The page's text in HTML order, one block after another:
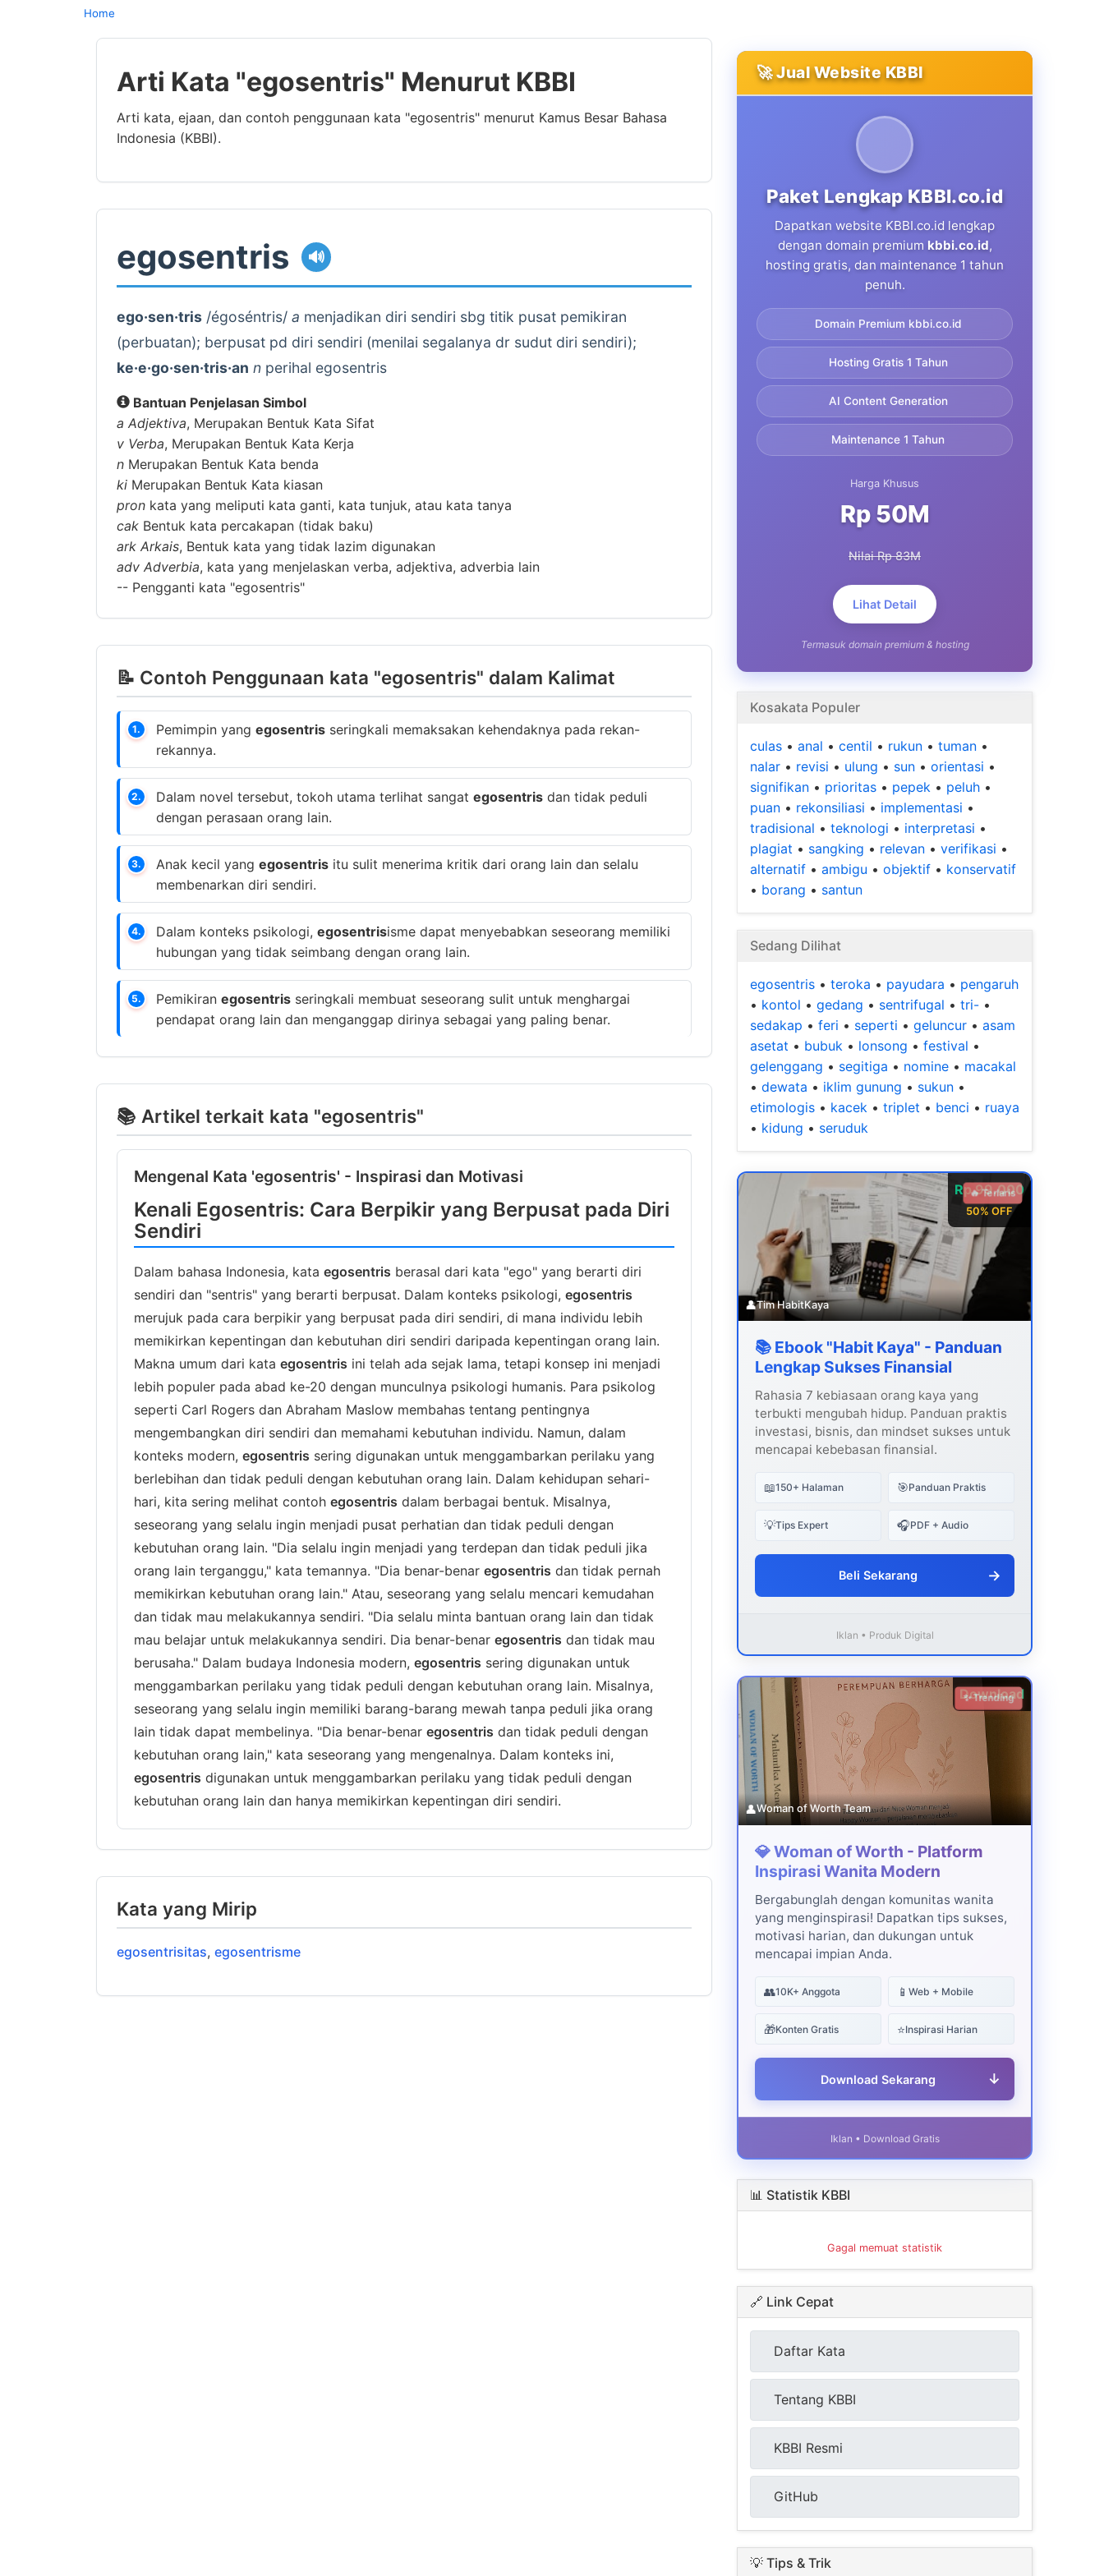
Home
Arti Kata "egosentris" Menurut KBBI
Arti kata, ejaan, dan contoh penggunaan kata "egosentris" menurut Kamus Besar Bahasa
Indonesia (KBBI).
egosentris 🔊
ego·sen·tris /égoséntris/ a menjadikan diri sendiri sbg titik pusat pemikiran
(perbuatan); berpusat pd diri sendiri (menilai segalanya dr sudut diri sendiri);
ke·e·go·sen·tris·an n perihal egosentris
Bantuan Penjelasan Simbol
a Adjektiva, Merupakan Bentuk Kata Sifat
v Verba, Merupakan Bentuk Kata Kerja
n Merupakan Bentuk Kata benda
ki Merupakan Bentuk Kata kiasan
pron kata yang meliputi kata ganti, kata tunjuk, atau kata tanya
cak Bentuk kata percakapan (tidak baku)
ark Arkais, Bentuk kata yang tidak lazim digunakan
adv Adverbia, kata yang menjelaskan verba, adjektiva, adverbia lain
-- Pengganti kata "egosentris"
📝 Contoh Penggunaan kata "egosentris" dalam Kalimat
1. Pemimpin yang egosentris seringkali memaksakan kehendaknya pada rekan-
rekannya.
2. Dalam novel tersebut, tokoh utama terlihat sangat egosentris dan tidak peduli
dengan perasaan orang lain.
3. Anak kecil yang egosentris itu sulit menerima kritik dari orang lain dan selalu
membenarkan diri sendiri.
4. Dalam konteks psikologi, egosentrisisme dapat menyebabkan seseorang memiliki
hubungan yang tidak seimbang dengan orang lain.
5. Pemikiran egosentris seringkali membuat seseorang sulit untuk menghargai
pendapat orang lain dan menganggap dirinya sebagai yang paling benar.
📚 Artikel terkait kata "egosentris"
Mengenal Kata 'egosentris' - Inspirasi dan Motivasi
Kenali Egosentris: Cara Berpikir yang Berpusat pada Diri
Sendiri
Dalam bahasa Indonesia, kata egosentris berasal dari kata "ego" yang berarti diri
sendiri dan "sentris" yang berarti berpusat. Dalam konteks psikologi, egosentris
merujuk pada cara berpikir yang berpusat pada diri sendiri, di mana individu lebih
memikirkan kepentingan dan kebutuhan diri sendiri daripada kepentingan orang lain.
Makna umum dari kata egosentris ini telah ada sejak lama, tetapi konsep ini menjadi
lebih populer pada abad ke-20 dengan munculnya psikologi humanis. Para psikolog
seperti Carl Rogers dan Abraham Maslow membahas tentang pentingnya
mengembangkan diri sendiri dan memahami kebutuhan individu. Namun, dalam
konteks modern, egosentris sering digunakan untuk menggambarkan perilaku yang
berlebihan dan tidak peduli dengan kebutuhan orang lain. Dalam kehidupan sehari-
hari, kita sering melihat contoh egosentris dalam berbagai bentuk. Misalnya,
seseorang yang selalu ingin menjadi pusat perhatian dan tidak peduli dengan
kebutuhan orang lain. "Dia selalu ingin menjadi yang terdepan dan tidak peduli jika
orang lain terganggu," kata temannya. "Dia benar-benar egosentris dan tidak pernah
memikirkan kebutuhan orang lain." Atau, seseorang yang selalu mencari kemudahan
dan tidak mau melakukannya sendiri. "Dia selalu minta bantuan orang lain dan tidak
mau belajar untuk melakukannya sendiri. Dia benar-benar egosentris dan tidak mau
berusaha." Dalam budaya Indonesia modern, egosentris sering digunakan untuk
menggambarkan perilaku yang tidak peduli dengan kebutuhan orang lain. Misalnya,
seseorang yang selalu ingin memiliki barang-barang mewah tanpa peduli jika orang
lain tidak dapat membelinya. "Dia benar-benar egosentris dan tidak peduli dengan
kebutuhan orang lain," kata seseorang yang mengenalnya. Dalam konteks ini,
egosentris digunakan untuk menggambarkan perilaku yang tidak peduli dengan
kebutuhan orang lain dan hanya memikirkan kepentingan diri sendiri.
Kata yang Mirip
egosentrisitas, egosentrisme
🚀 Jual Website KBBI
Paket Lengkap KBBI.co.id
Dapatkan website KBBI.co.id lengkap
dengan domain premium kbbi.co.id,
hosting gratis, dan maintenance 1 tahun
penuh.
Domain Premium kbbi.co.id
Hosting Gratis 1 Tahun
AI Content Generation
Maintenance 1 Tahun
Harga Khusus
Rp 50M
Nilai Rp 83M
Lihat Detail
Termasuk domain premium & hosting
Kosakata Populer
culas • anal • centil • rukun • tuman •
nalar • revisi • ulung • sun • orientasi •
signifikan • prioritas • pepek • peluh •
puan • rekonsiliasi • implementasi •
tradisional • teknologi • interpretasi •
plagiat • sangking • relevan • verifikasi •
alternatif • ambigu • objektif • konservatif
• borang • santun
Sedang Dilihat
egosentris • teroka • payudara • pengaruh
• kontol • gedang • sentrifugal • tri- •
sedakap • feri • seperti • geluncur • asam
asetat • bubuk • lonsong • festival •
gelenggang • segitiga • nomine • macakal
• dewata • iklim gunung • sukun •
etimologis • kacek • triplet • benci • ruaya
• kidung • seruduk
Rp 99.000
50% OFF
🔥 Terlaris
👤Tim HabitKaya
📚 Ebook "Habit Kaya" - Panduan
Lengkap Sukses Finansial
Rahasia 7 kebiasaan orang kaya yang
terbukti mengubah hidup. Panduan praktis
investasi, bisnis, dan mindset sukses untuk
mencapai kebebasan finansial.
📖150+ Halaman 🎯Panduan Praktis
💡Tips Expert 🎧PDF + Audio
Beli Sekarang →
Iklan • Produk Digital
Download
✨ Trending
👤Woman of Worth Team
💎 Woman of Worth - Platform
Inspirasi Wanita Modern
Bergabunglah dengan komunitas wanita
yang menginspirasi! Dapatkan tips sukses,
motivasi harian, dan dukungan untuk
mencapai impian Anda.
👥10K+ Anggota 📱 Web + Mobile
🎁Konten Gratis ⭐Inspirasi Harian
Download Sekarang ↓
Iklan • Download Gratis
📊 Statistik KBBI
Gagal memuat statistik
🔗 Link Cepat
Daftar Kata
Tentang KBBI
KBBI Resmi
GitHub
💡 Tips & Trik